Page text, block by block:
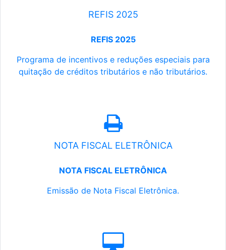
REFIS 2025
REFIS 2025
Programa de incentivos e reduções especiais para
quitação de créditos tributários e não tributários.
NOTA FISCAL ELETRÔNICA
NOTA FISCAL ELETRÔNICA
Emissão de Nota Fiscal Eletrônica.